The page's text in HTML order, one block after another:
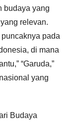
budaya yang
relevan.
pada
di mana
“Garuda,”
yang
Budaya